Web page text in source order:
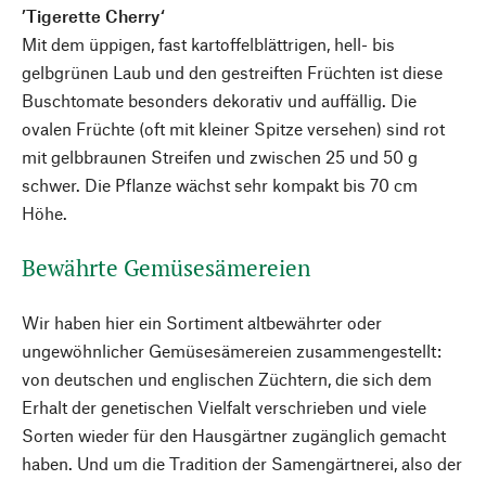
’Tigerette Cherry‘
Mit dem üppigen, fast kartoffelblättrigen, hell- bis
gelbgrünen Laub und den gestreiften Früchten ist diese
Buschtomate besonders dekorativ und auffällig. Die
ovalen Früchte (oft mit kleiner Spitze versehen) sind rot
mit gelbbraunen Streifen und zwischen 25 und 50 g
schwer. Die Pflanze wächst sehr kompakt bis 70 cm
Höhe.
Bewährte Gemüsesämereien
Wir haben hier ein Sortiment altbewährter oder
ungewöhnlicher Gemüsesämereien zusammengestellt:
von deutschen und englischen Züchtern, die sich dem
Erhalt der genetischen Vielfalt verschrieben und viele
Sorten wieder für den Hausgärtner zugänglich gemacht
haben. Und um die Tradition der Samengärtnerei, also der